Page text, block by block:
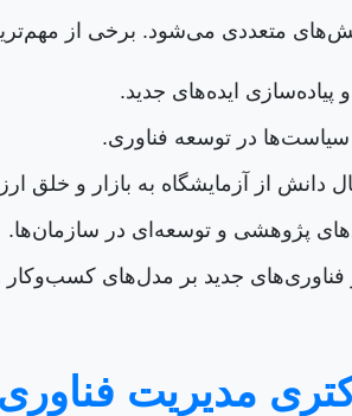
متعددی می‌شود. برخی از مهم‌ترین
پیاده‌سازی ایده‌های جدید.
در توسعه فناوری.
دانش از آزمایشگاه به بازار و خلق
پژوهشی و توسعه‌ای در سازمان‌ها.
فناوری‌های جدید بر مدل‌های
مدیریت فناوری